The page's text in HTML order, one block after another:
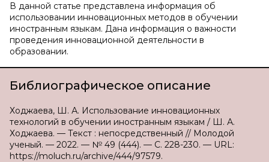
В данной статье представлена информация об
использовании инновационных методов в обучении
иностранным языкам. Дана информация о важности
проведения инновационной деятельности в
образовании.
Библиографическое описание
Ходжаева, Ш. А. Использование инновационных
технологий в обучении иностранным языкам / Ш. А.
Ходжаева. — Текст : непосредственный // Молодой
ученый. — 2022. — № 49 (444). — С. 228-230. — URL:
https://moluch.ru/archive/444/97579.